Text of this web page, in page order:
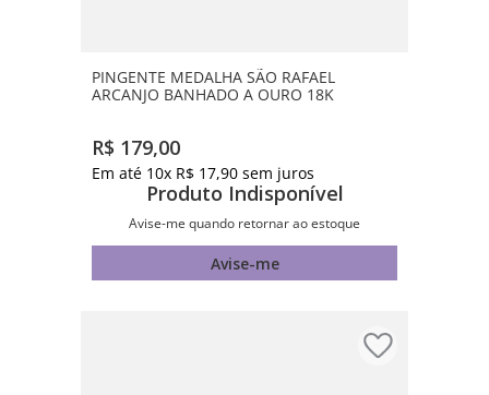
PINGENTE MEDALHA SÃO RAFAEL
ARCANJO BANHADO A OURO 18K
R$ 179,00
Em até 10x R$ 17,90 sem juros
Produto Indisponível
Avise-me quando retornar ao estoque
Avise-me